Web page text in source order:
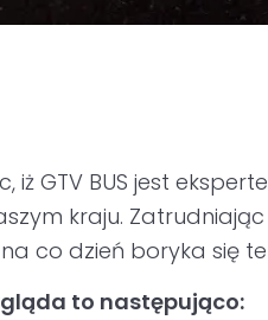
iż GTV BUS jest
kraju.
co dzień boryka się
to następująco: